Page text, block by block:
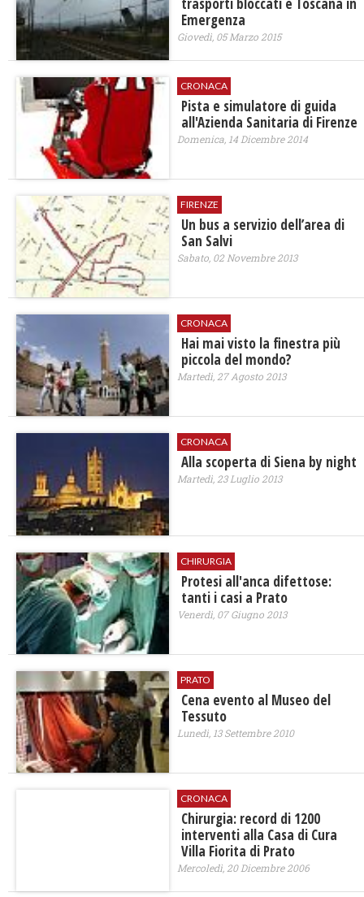
Emergenza
Giovedì, 05 Marzo 2015
CRONACA
Pista e simulatore di guida
all'Azienda Sanitaria di Firenze
Domenica, 14 Dicembre 2014
FIRENZE
Un bus a servizio dell’area di
San Salvi
Sabato, 02 Novembre 2013
CRONACA
Hai mai visto la finestra più
piccola del mondo?
Martedì, 27 Agosto 2013
CRONACA
Alla scoperta di Siena by night
Martedì, 23 Luglio 2013
CHIRURGIA
Protesi all'anca difettose:
tanti i casi a Prato
Venerdì, 07 Giugno 2013
PRATO
Cena evento al Museo del
Tessuto
Lunedì, 13 Settembre 2010
CRONACA
Chirurgia: record di 1200
interventi alla Casa di Cura
Villa Fiorita di Prato
Mercoledì, 20 Dicembre 2006